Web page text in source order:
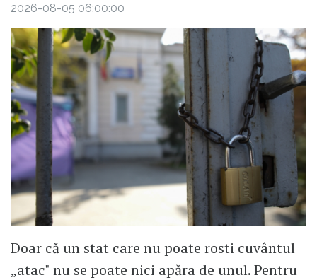
2026-08-05 06:00:00
Doar că un stat care nu poate rosti cuvântul
„atac" nu se poate nici apăra de unul. Pentru